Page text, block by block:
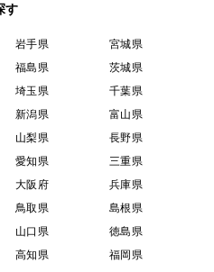
す
岩手県
宮城県
福島県
茨城県
埼玉県
千葉県
新潟県
富山県
山梨県
長野県
愛知県
三重県
大阪府
兵庫県
鳥取県
島根県
山口県
徳島県
高知県
福岡県